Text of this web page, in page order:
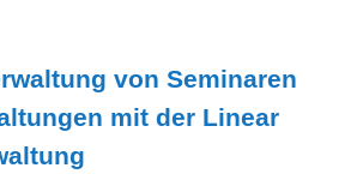
von Seminaren
mit der Linear